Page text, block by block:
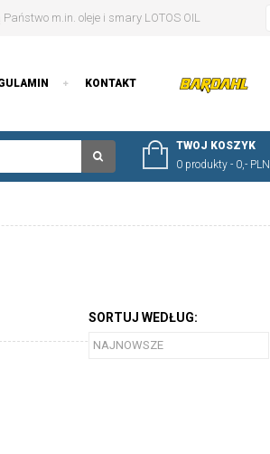
m.in. oleje i smary LOTOS OIL
KONTAKT
TWOJ KOSZYK
0 produkty - 0,- PLN
SORTUJ WEDŁUG: